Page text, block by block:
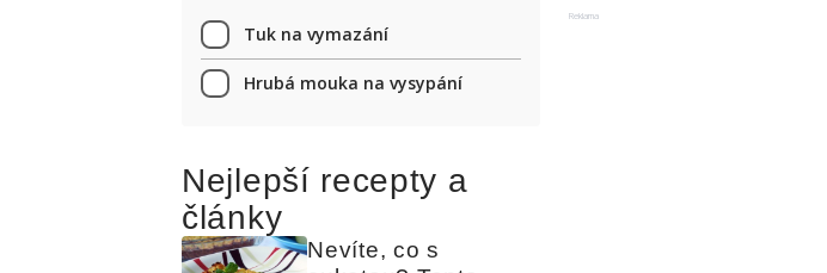
Tuk na vymazání
Hrubá mouka na vysypání
Nejlepší recepty a
články
Nevíte, co s
Reklama